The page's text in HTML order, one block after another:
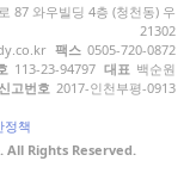
정책
All Rights Reserved.
87 와우빌딩 4층 (청천동) 우
21302
팩스 0505-720-0872
113-23-94797 대표 백순원
고번호 2017-인천부평-0913